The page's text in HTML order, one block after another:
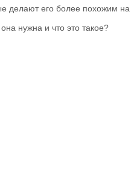
делают его более похожим